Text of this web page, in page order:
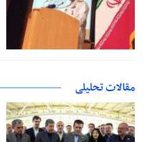
مقالات تحلیلی